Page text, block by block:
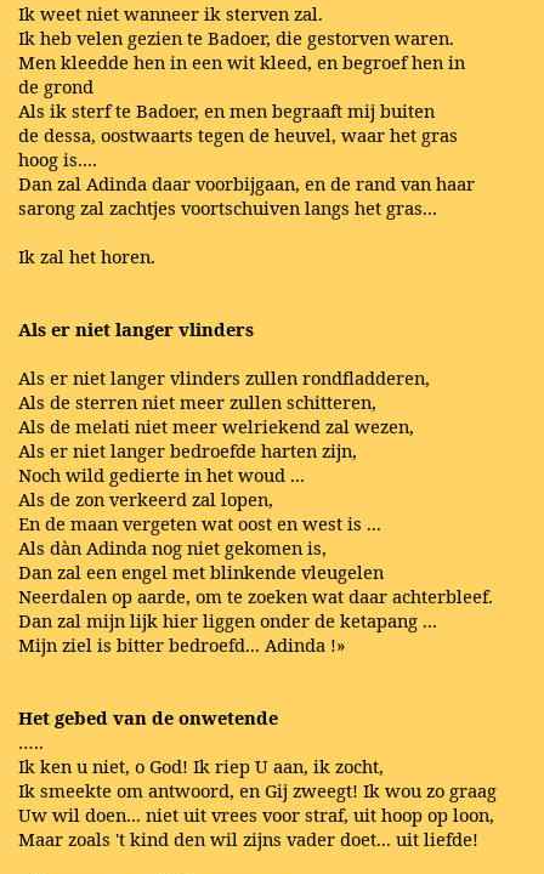
Ik weet niet wanneer ik sterven zal.
Ik heb velen gezien te Badoer, die gestorven waren.
Men kleedde hen in een wit kleed, en begroef hen in
de grond
Als ik sterf te Badoer, en men begraaft mij buiten
de dessa, oostwaarts tegen de heuvel, waar het gras
hoog is....
Dan zal Adinda daar voorbijgaan, en de rand van haar
sarong zal zachtjes voortschuiven langs het gras...
Ik zal het horen.
Als er niet langer vlinders
Als er niet langer vlinders zullen rondfladderen,
Als de sterren niet meer zullen schitteren,
Als de melati niet meer welriekend zal wezen,
Als er niet langer bedroefde harten zijn,
Noch wild gedierte in het woud ...
Als de zon verkeerd zal lopen,
En de maan vergeten wat oost en west is ...
Als dàn Adinda nog niet gekomen is,
Dan zal een engel met blinkende vleugelen
Neerdalen op aarde, om te zoeken wat daar achterbleef.
Dan zal mijn lijk hier liggen onder de ketapang ...
Mijn ziel is bitter bedroefd... Adinda !»
Het gebed van de onwetende
…..
Ik ken u niet, o God! Ik riep U aan, ik zocht,
Ik smeekte om antwoord, en Gij zweegt! Ik wou zo graag
Uw wil doen... niet uit vrees voor straf, uit hoop op loon,
Maar zoals 't kind den wil zijns vader doet... uit liefde!